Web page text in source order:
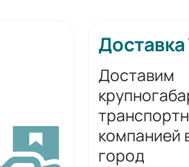
Доставим
компанией
город